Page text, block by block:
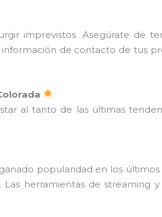
imprevistos. Asegúrate de
de contacto de tus
al tanto de las últimas
popularidad en los
herramientas de streaming